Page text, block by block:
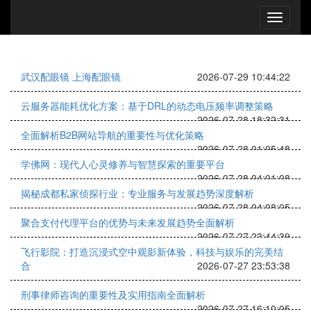
武汉配眼镜 上海配眼镜 2026-07-29 10:44:22
云服务器能耗优化方案：基于DRL的动态电压频率调整策略
2026-07-28 18:32:31
全面解析B2B网站导航的重要性与优化策略
2026-07-28 01:05:48
学佛网：现代人心灵修养与智慧探索的重要平台
2026-07-28 04:01:08
揭秘成都私家侦探行业：专业服务与发展趋势深度解析
2026-07-28 04:08:05
聚合支付代理平台的优势与未来发展趋势全面解析
2026-07-27 23:44:39
飞行影院：打造沉浸式空中观影新体验，科技与娱乐的完美结
合
2026-07-27 23:53:38
刑事律师咨询的重要性及实用指南全面解析
2026-07-27 16:10:05